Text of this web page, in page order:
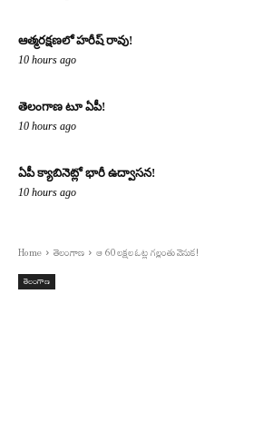
ఆత్మరక్షణలో హరీష్ రావు!
10 hours ago
తెలంగాణ టూ ఏపీ!
10 hours ago
ఏపీ క్యాబినెట్లో భారీ ఉద్వాసన!
10 hours ago